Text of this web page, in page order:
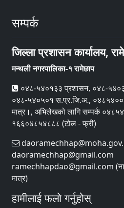
सम्पर्क
जिल्ला प्रशासन कार्यालय,
मन्थली नगरपालिका-१ रामेछाप
०४८-५४०१३३ प्रशासन, ०४८-
०४८-५४०५०१ स.प्र.जि.अ.,
मात्र।, अभिलेखको लागि सम्पर्क
१६६०४८५४८८८ (टोल - फ्री)
daoramechhap@gmail.com
ramechhapdao@gmail.com
मात्र)
हामीलाई फलो गर्नुहोस्